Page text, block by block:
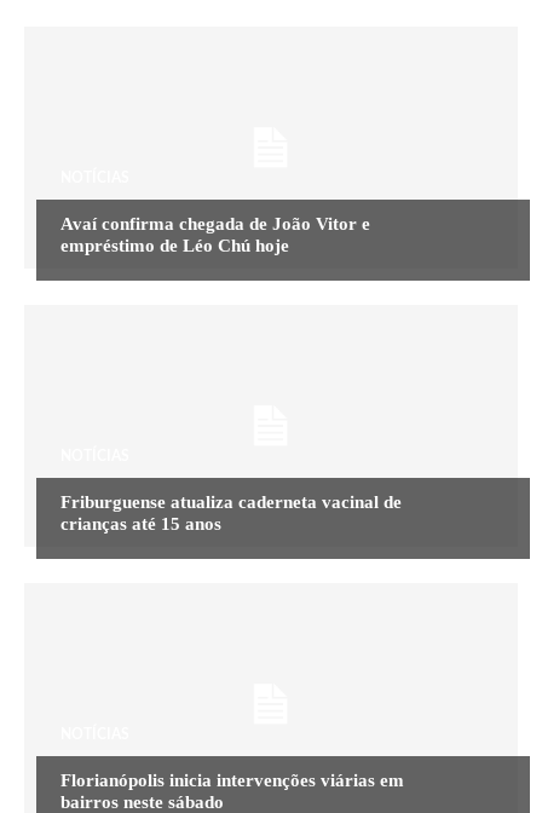
Avaí confirma chegada de João Vitor e
empréstimo de Léo Chú hoje
Friburguense atualiza caderneta vacinal de
crianças até 15 anos
Florianópolis inicia intervenções viárias em
bairros neste sábado